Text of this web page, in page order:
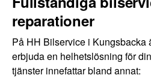
reparationer
På HH Bilservice i Kungsbacka
erbjuda en helhetslösning för
tjänster innefattar bland annat: